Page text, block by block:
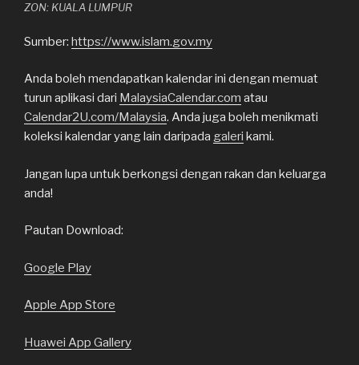
ZON: KUALA LUMPUR
Sumber: https://www.islam.gov.my
Anda boleh mendapatkan kalendar ini dengan memuat
turun aplikasi dari MalaysiaCalendar.com atau
Calendar2U.com/Malaysia. Anda juga boleh menikmati
koleksi kalendar yang lain daripada galeri kami.
Jangan lupa untuk berkongsi dengan rakan dan keluarga
anda!
Pautan Download:
Google Play
Apple App Store
Huawei App Gallery